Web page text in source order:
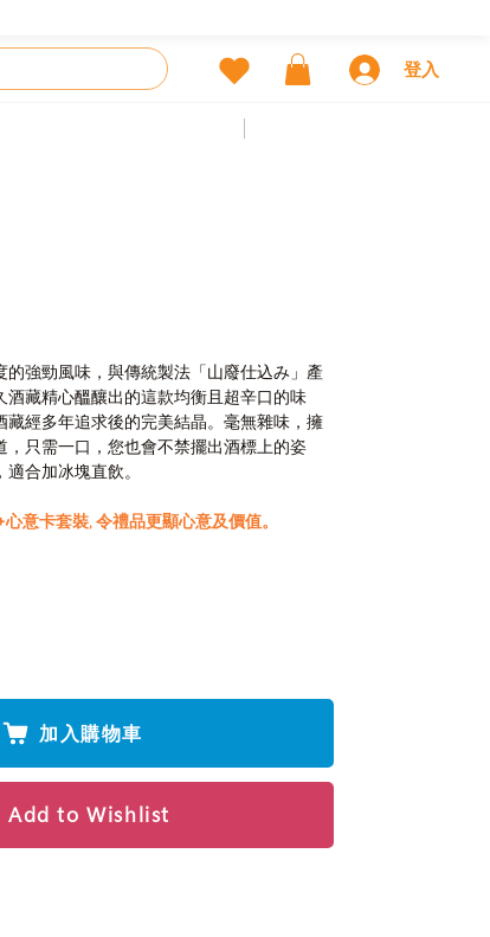
登入
的強勁風味，與傳統製法「山廢仕込み」產
酒藏精心醞釀出的這款均衡且超辛口的味
藏經多年追求後的完美結晶。毫無雜味，擁
，只需一口，您也會不禁擺出酒標上的姿
合加冰塊直飲。
意卡套裝, 令禮品更顯心意及價值。
加入購物車
Add to Wishlist